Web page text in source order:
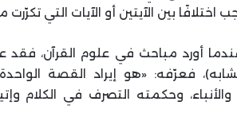
بين الآيتين أو الآيات التي تكرّرت
تناوله الزركشي (794هـ) عندما أورد مباحث في علوم
فعرّفه: «هو إيراد القصة
وحكمته التصرف في الكلام